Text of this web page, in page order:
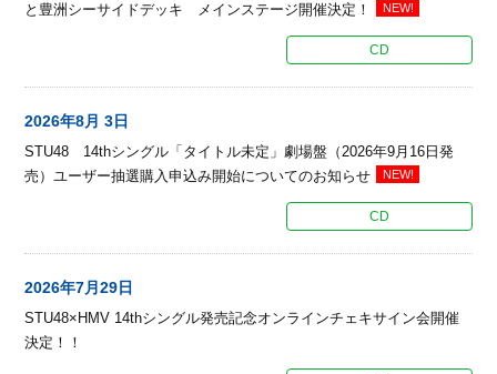
と豊洲シーサイドデッキ メインステージ開催決定！
NEW!
CD
2026年8月 3日
STU48 14thシングル「タイトル未定」劇場盤（2026年9月16日発
売）ユーザー抽選購入申込み開始についてのお知らせ
NEW!
CD
2026年7月29日
STU48×HMV 14thシングル発売記念オンラインチェキサイン会開催
決定！！